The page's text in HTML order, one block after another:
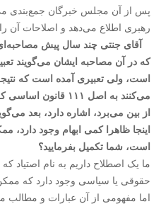
پس از آن مجلس خبرگان جمع‌بندی
رهبری اطلاع می‌دهد و اصلاحات آن
آقای جنتی چند سال پیش
که در آن مصاحبه ایشان می‌گویند
است، ولی تعبیری آمده است که
می‌کنند به اصل ۱۱۱
از بین می‌برد، اشاره دارد، بعد
اینجا ظاهرا کمی ابهام وجود
است، شما تکمیل بفرمایید؟
ما یک اصطلاح داریم به نام اصتیاد
حقوقی یا سیاسی وجود دارد که
اما مفهومی از آن عبارات و مطالب